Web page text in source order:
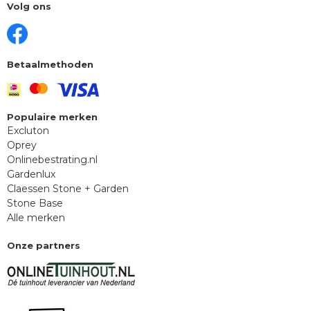
Volg ons
Betaalmethoden
Populaire merken
Excluton
Oprey
Onlinebestrating.nl
Gardenlux
Claessen Stone + Garden
Stone Base
Alle merken
Onze partners